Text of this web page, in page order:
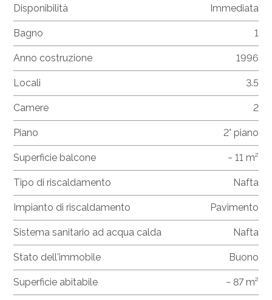
Disponibilità Immediata
Bagno 1
Anno costruzione 1996
Locali 3.5
Camere 2
Piano 2° piano
Superficie balcone ~ 11 m²
Tipo di riscaldamento Nafta
Impianto di riscaldamento Pavimento
Sistema sanitario ad acqua calda Nafta
Stato dell'immobile Buono
Superficie abitabile ~ 87 m²